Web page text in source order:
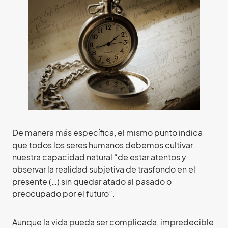
De manera más específica, el mismo punto indica
que todos los seres humanos debemos cultivar
nuestra capacidad natural “de estar atentos y
observar la realidad subjetiva de trasfondo en el
presente (…) sin quedar atado al pasado o
preocupado por el futuro”.
Aunque la vida pueda ser complicada, impredecible